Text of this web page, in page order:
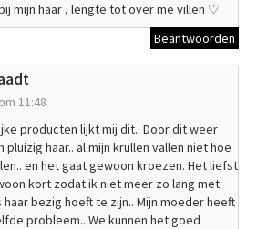
mijn haar , lengte tot over me villen ♡
Beantwoorden
11:48
producten lijkt mij dit.. Door dit weer
pluizig haar.. al mijn krullen vallen niet hoe
en het gaat gewoon kroezen. Het liefst
kort zodat ik niet meer zo lang met
bezig hoeft te zijn.. Mijn moeder heeft
probleem.. We kunnen het goed